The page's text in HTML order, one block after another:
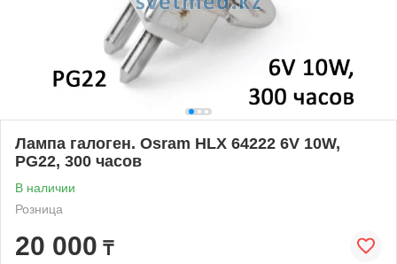
Лампа галоген. Osram HLX 64222 6V 10W,
PG22, 300 часов
В наличии
Розница
20 000 ₸